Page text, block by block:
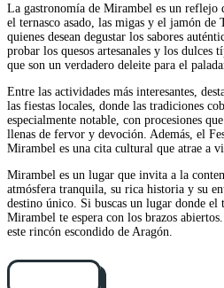
La gastronomía de Mirambel es un reflejo
el ternasco asado, las migas y el jamón de
quienes desean degustar los sabores
probar los quesos artesanales y los dulces
que son un verdadero deleite para el
Entre las actividades más interesantes,
las fiestas locales, donde las tradiciones
especialmente notable, con procesiones
llenas de fervor y devoción. Además, el
Mirambel es una cita cultural que atrae a
Mirambel es un lugar que invita a la
atmósfera tranquila, su rica historia y su
destino único. Si buscas un lugar donde el
Mirambel te espera con los brazos
este rincón escondido de Aragón.